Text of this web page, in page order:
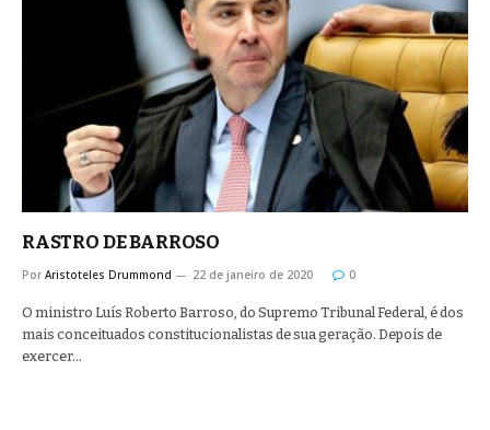
RASTRO DE BARROSO
Por Aristoteles Drummond 22 de janeiro de 2020 0
O ministro Luís Roberto Barroso, do Supremo Tribunal Federal, é dos
mais conceituados constitucionalistas de sua geração. Depois de
exercer…